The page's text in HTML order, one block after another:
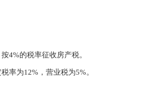
4%的税率征收房产税。
率为12%，营业税为5%。